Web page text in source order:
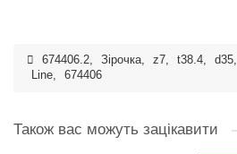
674406.2, Зірочка, z7, t38.4, d35,
Line, 674406
Також вас можуть зацікавити